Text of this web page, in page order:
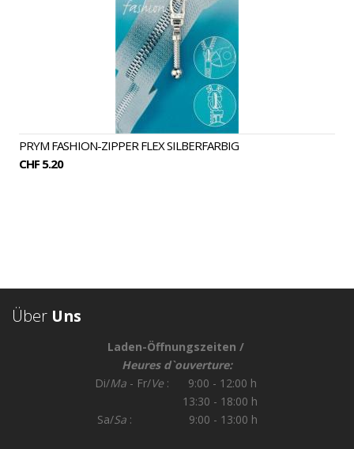
PRYM FASHION-ZIPPER FLEX SILBERFARBIG
CHF 5.20
Über Uns
Laden-Öffnungszeiten /
Heures d`ouverture:
Di/Ma- Fr/Ve : 9:00 - 12:00 h
13:30 - 18:00 h
Sa/Sa : 9:00 - 13:00 h